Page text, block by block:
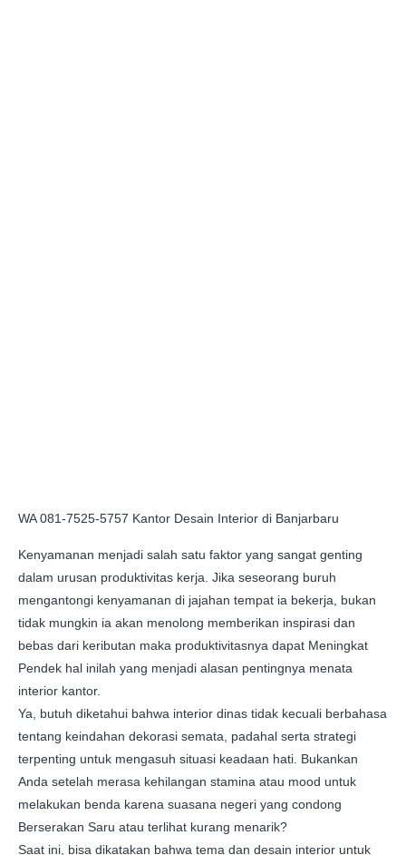
WA 081-7525-5757 Kantor Desain Interior di Banjarbaru
Kenyamanan menjadi salah satu faktor yang sangat genting
dalam urusan produktivitas kerja. Jika seseorang buruh
mengantongi kenyamanan di jajahan tempat ia bekerja, bukan
tidak mungkin ia akan menolong memberikan inspirasi dan
bebas dari keributan maka produktivitasnya dapat Meningkat
Pendek hal inilah yang menjadi alasan pentingnya menata
interior kantor.
Ya, butuh diketahui bahwa interior dinas tidak kecuali berbahasa
tentang keindahan dekorasi semata, padahal serta strategi
terpenting untuk mengasuh situasi keadaan hati. Bukankan
Anda setelah merasa kehilangan stamina atau mood untuk
melakukan benda karena suasana negeri yang condong
Berserakan Saru atau terlihat kurang menarik?
Saat ini, bisa dikatakan bahwa tema dan desain interior untuk